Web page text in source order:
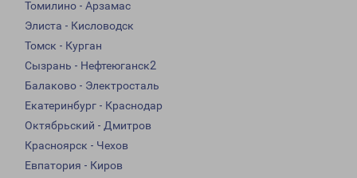
Томилино - Арзамас
Элиста - Кисловодск
Томск - Курган
Сызрань - Нефтеюганск2
Балаково - Электросталь
Екатеринбург - Краснодар
Октябрьский - Дмитров
Красноярск - Чехов
Евпатория - Киров